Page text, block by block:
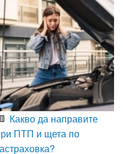
Какво да направите
ПТП и щета по